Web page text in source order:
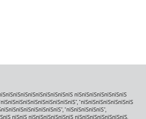
пїЅпїЅпїЅпїЅпїЅпїЅпїЅ
"пїЅпїЅпїЅпїЅпїЅпїЅпїЅ
"пїЅпїЅпїЅпїЅпїЅ",
пїЅпїЅ пїЅпїЅпїЅпїЅпїЅпїЅ пїЅпїЅпїЅпїЅпїЅпїЅпїЅ.